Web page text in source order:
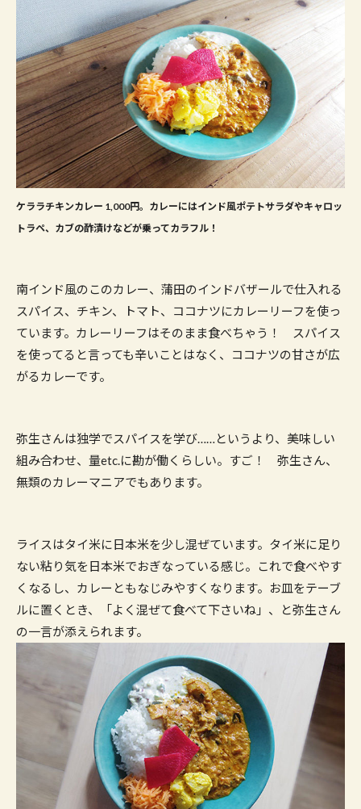
ケララチキンカレー 1,000円。カレーにはインド風ポテトサラダやキャロッ
トラペ、カブの酢漬けなどが乗ってカラフル！
南インド風のこのカレー、蒲田のインドバザールで仕入れる
スパイス、チキン、トマト、ココナツにカレーリーフを使っ
ています。カレーリーフはそのまま食べちゃう！ スパイス
を使ってると言っても辛いことはなく、ココナツの甘さが広
がるカレーです。
弥生さんは独学でスパイスを学び……というより、美味しい
組み合わせ、量etc.に勘が働くらしい。すご！ 弥生さん、
無類のカレーマニアでもあります。
ライスはタイ米に日本米を少し混ぜています。タイ米に足り
ない粘り気を日本米でおぎなっている感じ。これで食べやす
くなるし、カレーともなじみやすくなります。お皿をテーブ
ルに置くとき、「よく混ぜて食べて下さいね」、と弥生さん
の一言が添えられます。